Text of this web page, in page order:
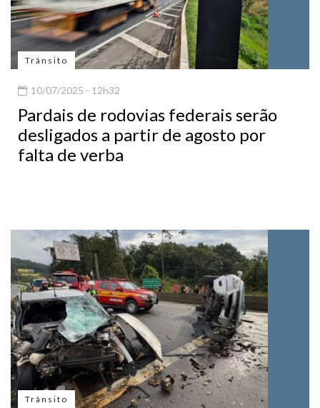
Trânsito
10/07/2025 - 12h32
Pardais de rodovias federais serão
desligados a partir de agosto por
falta de verba
Trânsito